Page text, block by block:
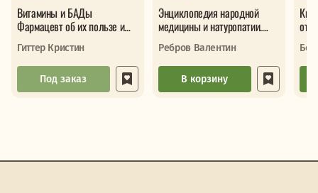
Витамины и БАДы
Фармацевт об их пользе и
вреде
Гиттер Кристин
Под заказ
Энциклопедия народной
медицины и натуропатии.
Профилактика и лечение
заболеваний
Ребров Валентин
В корзину